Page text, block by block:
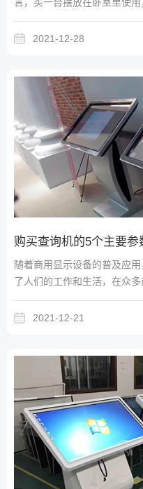
室电视并不需要特别大的尺
也无需在卧室里摆放一台“笨
2021-12-28
购买查询机的5个主要参
随着商用显示设备的普及应
了人们的工作和生活，在众
类产品最为被大家所熟识和使
2021-12-21